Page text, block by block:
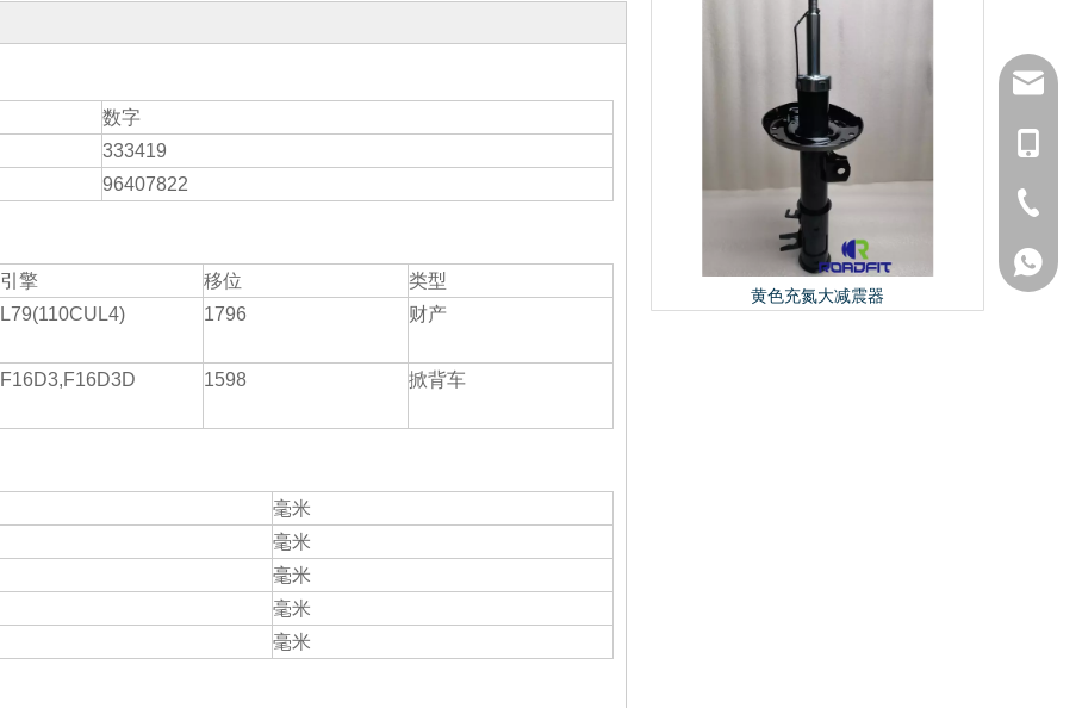
数字
333419
96407822
引擎 移位
类型
L79(110CUL4) 1796 财产
F16D3,F16D3D 1598 掀背车
毫米
毫米
毫米
毫米
毫米
耐用的双管柔性减震器 黄色充氮大减震器
咨询
+86-
+86-
+86-